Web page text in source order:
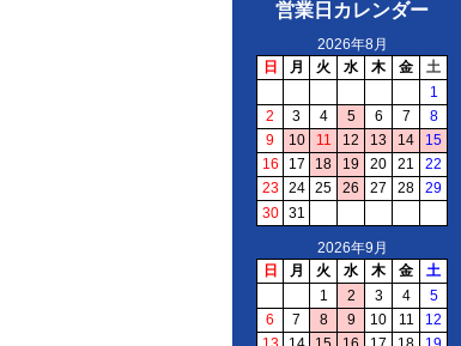
営業日カレンダー